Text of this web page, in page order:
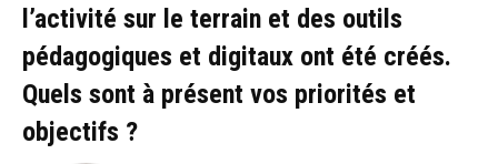
l’activité sur le terrain et des outils
pédagogiques et digitaux ont été créés.
Quels sont à présent vos priorités et
objectifs ?